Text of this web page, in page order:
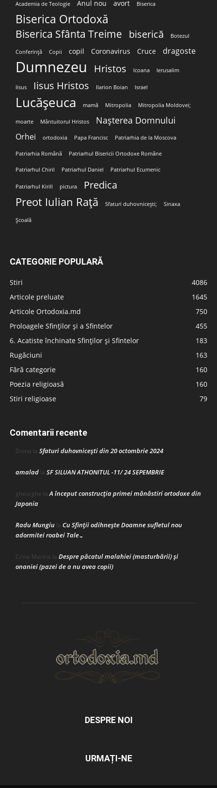
Academia de Teologie Anul nou avort Biserica
Biserica Ortodoxă
Biserica Sfânta Treime biserică Botezul
Conferință Copii copil Coronavirus Cruce dragoste
Dumnezeu Hristos Icoana Ierusalim
Iisus Iisus Hristos Ilarion Boian Israel
Lucășeuca mamă Mitropolia Mitropolia Moldovei;
moarte Mântuitorul Hristos Nașterea Domnului
Orhei ortodoxia Papa Francisc Patriarhia de la Moscova
Patriarhia Română Patriarhul Bisericii Ortodoxe Române
Patriarhul Chiril Patriarhul Daniel Patriarhul Ecumenic
Patriarhul Kirill pictura Predica
Preot Iulian Rață Sfaturi duhovnicești; Sinaxa
Școală
CATEGORIE POPULARĂ
Stiri
4086
Articole preluate
1645
Articole Ortodoxia.md
750
Proloagele Sfinților și a Sfintelor
455
6. Acatiste închinate Sfinților și Sfintelor
183
Rugăciuni
163
Fără categorie
160
Poezia religioasă
160
Stiri religioase
79
Comentarii recente
Doina la Sfaturi duhovnicești din 20 octombrie 2024
amalad la SF SILUAN ATHONITUL -11/ 24 SEPEMBRIE
gheorghe laA început construcţia primei mănăstiri ortodoxe din
Japonia
Radu Mungiu la Cu Sfinții odihnește Doamne sufletul nou
adormitei roabei Tale…
Crina Marina la Despre păcatul malahiei (masturbării) şi
onaniei (pazei de a nu avea copii)
DESPRE NOI
URMAȚI-NE